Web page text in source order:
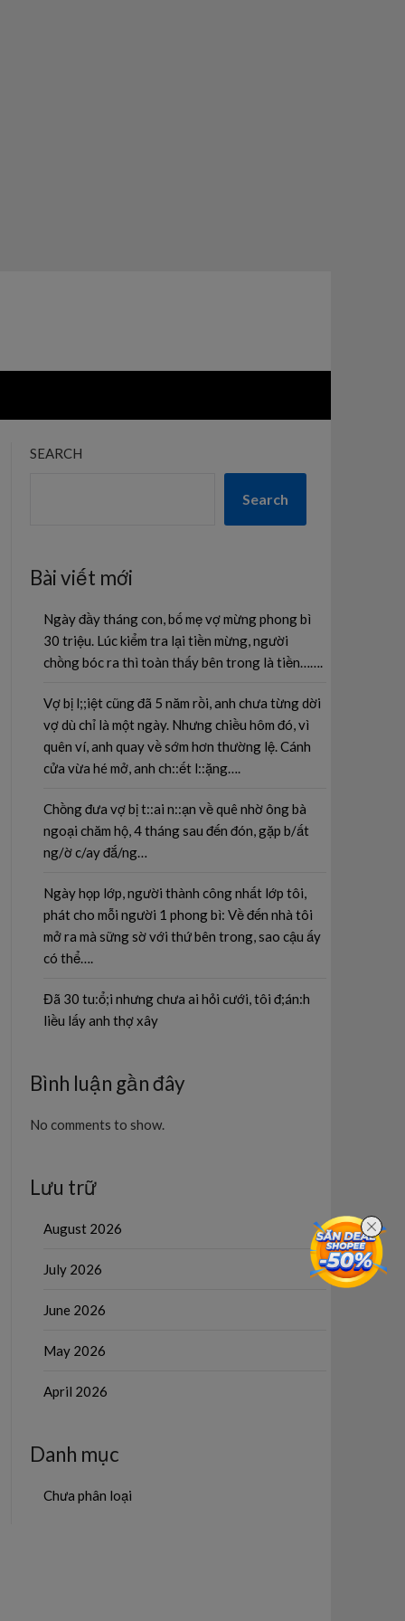
SEARCH
Search
Bài viết mới
Ngày đầy tháng con, bố mẹ vợ mừng phong bì
30 triệu. Lúc kiểm tra lại tiền mừng, người
chồng bóc ra thì toàn thấy bên trong là tiền…….
Vợ bị l;;iệt cũng đã 5 năm rồi, anh chưa từng dời
vợ dù chỉ là một ngày. Nhưng chiều hôm đó, vì
quên ví, anh quay về sớm hơn thường lệ. Cánh
cửa vừa hé mở, anh ch::ết l::ặng….
Chồng đưa vợ bị t::ai n::ạn về quê nhờ ông bà
ngoại chăm hộ, 4 tháng sau đến đón, gặp b/ất
ng/ờ c/ay đắ/ng…
Ngày họp lớp, người thành công nhất lớp tôi,
phát cho mỗi người 1 phong bì: Về đến nhà tôi
mở ra mà sững sờ với thứ bên trong, sao cậu ấy
có thể….
Đã 30 tu:ổ;i nhưng chưa ai hỏi cưới, tôi đ;án:h
liều lấy anh thợ xây
Bình luận gần đây
No comments to show.
Lưu trữ
August 2026
July 2026
June 2026
May 2026
April 2026
Danh mục
Chưa phân loại